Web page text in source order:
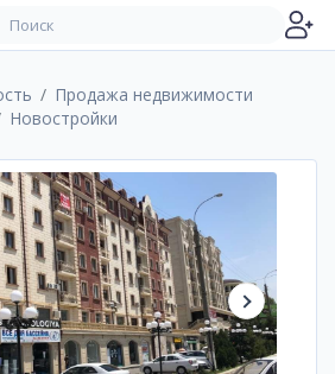
Продажа недвижимости
Новостройки